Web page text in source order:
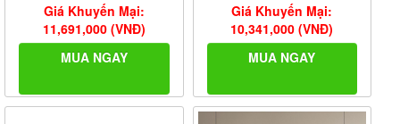
Giá Khuyến Mại:
11,691,000 (VNĐ)
MUA NGAY
Giá Khuyến Mại:
10,341,000 (VNĐ)
MUA NGAY